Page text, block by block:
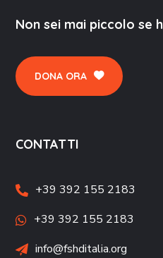
Non sei mai piccolo se
DONA ORA
CONTATTI
+39 392 155 2183
+39 392 155 2183
info@fshditalia.org